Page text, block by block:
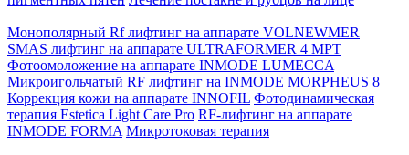
Монополярный Rf лифтинг на аппарате VOLNEWMER
SMAS лифтинг на аппарате ULTRAFORMER 4 MРТ
Фотоомоложение на аппарате INMODE LUMECCA
Микроигольчатый RF лифтинг на INMODE MORPHEUS 8
Коррекция кожи на аппарате INNOFIL Фотодинамическая
терапия Estetica Light Care Pro RF-лифтинг на аппарате
INMODE FORMA Микротоковая терапия